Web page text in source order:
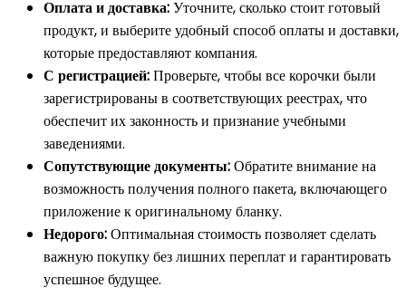
Оплата и доставка:Уточните, сколько стоит готовый
продукт, и выберите удобный способ оплаты и доставки,
которые предоставляют компания.
С регистрацией:Проверьте, чтобы все корочки были
зарегистрированы в соответствующих реестрах, что
обеспечит их законность и признание учебными
заведениями.
Сопутствующие документы:Обратите внимание на
возможность получения полного пакета, включающего
приложение к оригинальному бланку.
Недорого:Оптимальная стоимость позволяет сделать
важную покупку без лишних переплат и гарантировать
успешное будущее.